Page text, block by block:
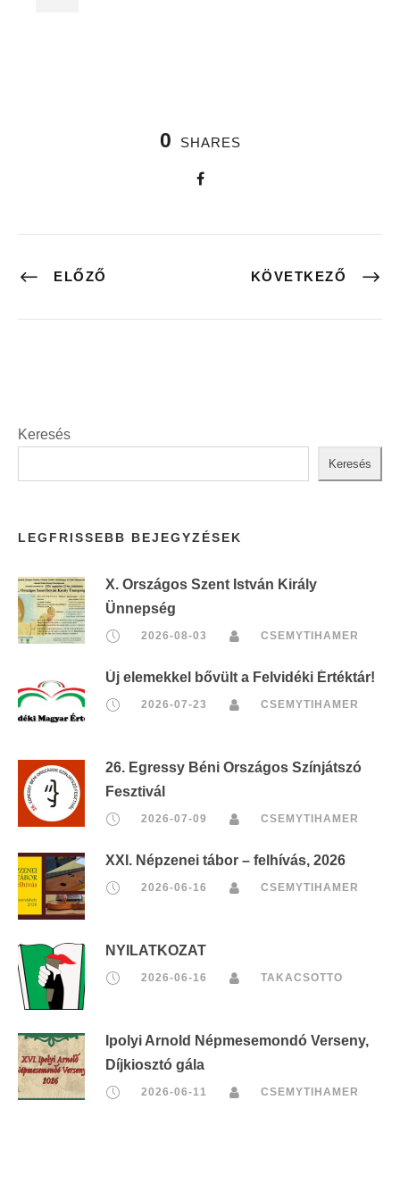
0 SHARES
ELŐZŐ KÖVETKEZŐ
Keresés
Keresés
LEGFRISSEBB BEJEGYZÉSEK
X. Országos Szent István Király
Ünnepség
2026-08-03 CSEMYTIHAMER
Új elemekkel bővült a Felvidéki Értéktár!
2026-07-23 CSEMYTIHAMER
26. Egressy Béni Országos Színjátszó
Fesztivál
2026-07-09 CSEMYTIHAMER
XXI. Népzenei tábor – felhívás, 2026
2026-06-16 CSEMYTIHAMER
NYILATKOZAT
2026-06-16 TAKACSOTTO
Ipolyi Arnold Népmesemondó Verseny,
Díjkiosztó gála
2026-06-11 CSEMYTIHAMER